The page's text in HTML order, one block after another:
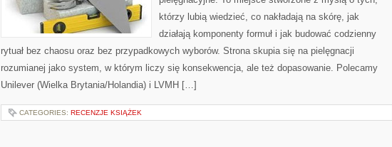
którzy lubią wiedzieć, co nakładają na skórę, jak
działają komponenty formuł i jak budować codzienny
rytuał bez chaosu oraz bez przypadkowych wyborów. Strona skupia się na pielęgnacji
rozumianej jako system, w którym liczy się konsekwencja, ale też dopasowanie. Polecamy
Unilever (Wielka Brytania/Holandia) i LVMH […]
CATEGORIES: RECENZJE KSIĄŻEK